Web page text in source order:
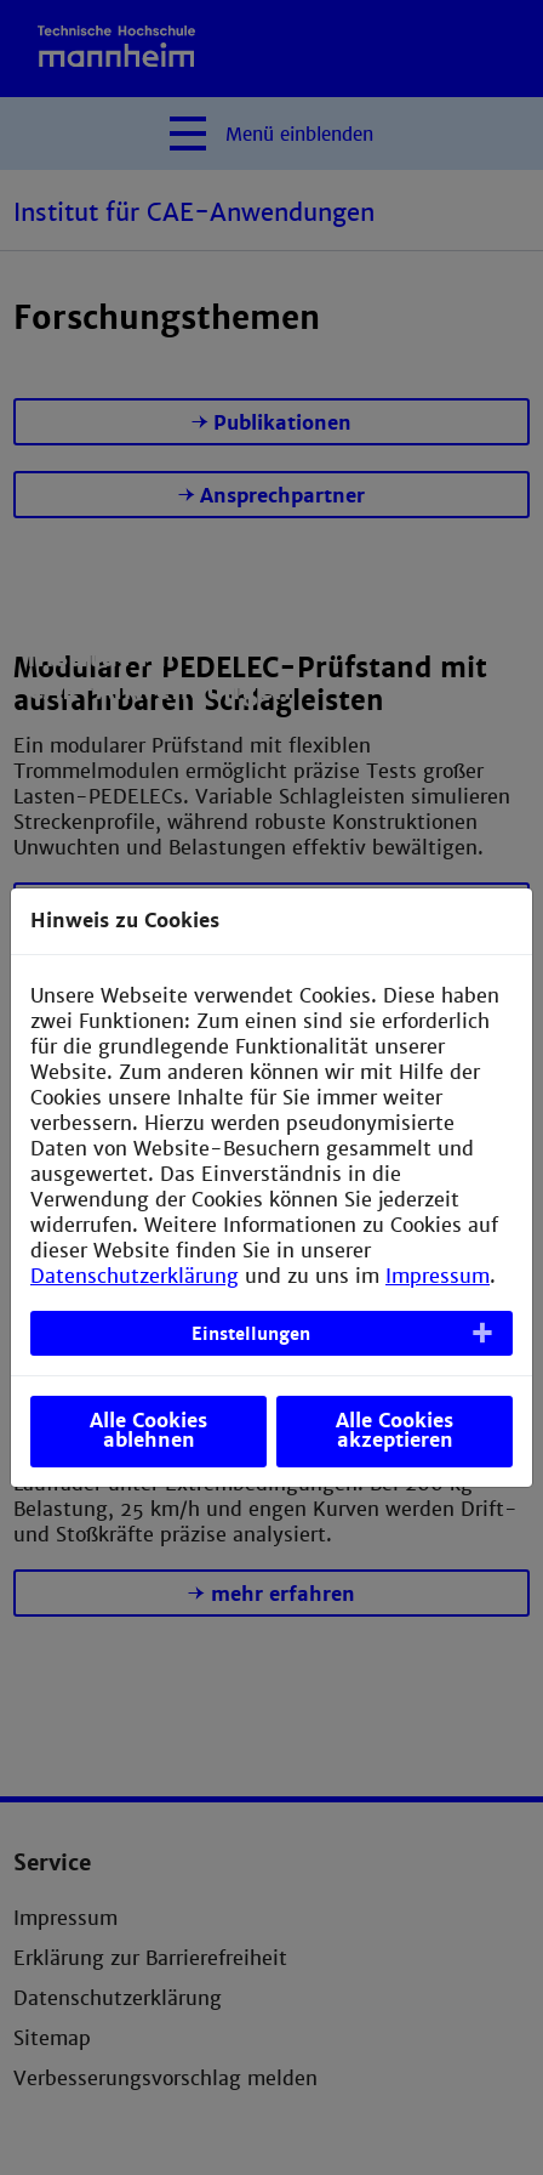
Menü einblenden
Institut für CAE-Anwendungen
Forschungsthemen
Publikationen
Ansprechpartner
Institut für
CAE-Anwendungen
Modularer PEDELEC-Prüfstand mit
ausfahrbaren Schlagleisten
Ein modularer Prüfstand mit flexiblen
Trommelmodulen ermöglicht präzise Tests großer
Lasten-PEDELECs. Variable Schlagleisten simulieren
Streckenprofile, während robuste Konstruktionen
Unwuchten und Belastungen effektiv bewältigen.
Driftprüfstand von Laufrädern
mehrspuriger Lastfahrzeuge
Driftbelastungen stellen eine neue Herausforderung
für Laufräder mehrspuriger Fahrzeuge dar. Spezifische
Testverfahren sollen ihre Betriebsfestigkeit bei
Kurvenfahrten sicherstellen.
mehr erfahren
Beanspruchungen von Laufrädern
von Lastenrädern
Laufräder unter Extrembedingungen: Bei 200 kg
Belastung, 25 km/h und engen Kurven werden Drift-
und Stoßkräfte präzise analysiert.
mehr erfahren
Service
Impressum
Erklärung zur Barrierefreiheit
Datenschutzerklärung
Sitemap
Verbesserungsvorschlag melden
Hinweis zu Cookies
Unsere Webseite verwendet Cookies. Diese haben
zwei Funktionen: Zum einen sind sie erforderlich
für die grundlegende Funktionalität unserer
Website. Zum anderen können wir mit Hilfe der
Cookies unsere Inhalte für Sie immer weiter
verbessern. Hierzu werden pseudonymisierte
Daten von Website-Besuchern gesammelt und
ausgewertet. Das Einverständnis in die
Verwendung der Cookies können Sie jederzeit
widerrufen. Weitere Informationen zu Cookies auf
dieser Website finden Sie in unserer
Datenschutzerklärung und zu uns im Impressum.
Einstellungen
Alle Cookies
ablehnen
Alle Cookies
akzeptieren